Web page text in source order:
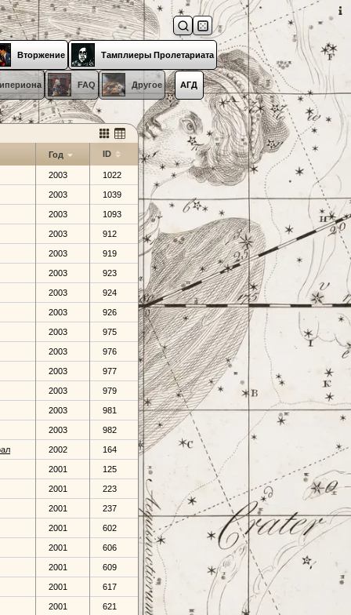
Вторжение Тамплиеры Пролетариата
FAQ Другое АГД
Год ID
2003 1022
2003 1039
2003 1093
2003 912
2003 919
2003 923
2003 924
2003 926
2003 975
2003 976
2003 977
2003 979
2003 981
2003 982
2002 164
2001 125
2001 223
2001 237
2001 602
2001 606
2001 609
2001 617
2001 621